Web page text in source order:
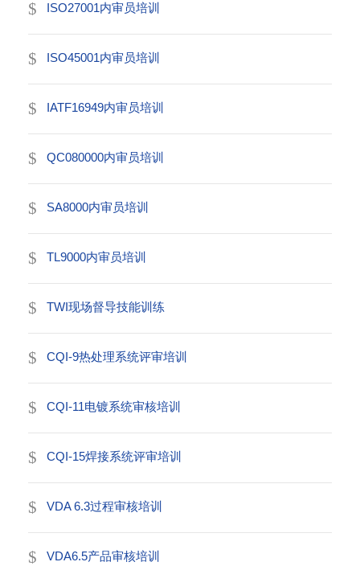
ISO27001内审员培训
ISO45001内审员培训
IATF16949内审员培训
QC080000内审员培训
SA8000内审员培训
TL9000内审员培训
TWI现场督导技能训练
CQI-9热处理系统评审培训
CQI-11电镀系统审核培训
CQI-15焊接系统评审培训
VDA 6.3过程审核培训
VDA6.5产品审核培训